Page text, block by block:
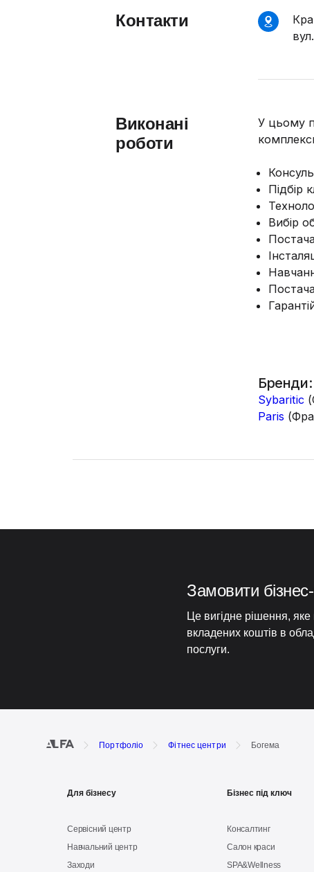
Контакти
Виконані
роботи
У цьому
Підбір
Вибір
Бренди:
Sybaritic
Paris
Замовити
Це вигідне рішення,
вкладених коштів в
послуги.
Портфоліо Фітнес центри Богема
Для бізнесу
Сервісний центр
Навчальний центр
Заходи
Бізнес під ключ
Консалтинг
Салон краси
SPA&Wellness